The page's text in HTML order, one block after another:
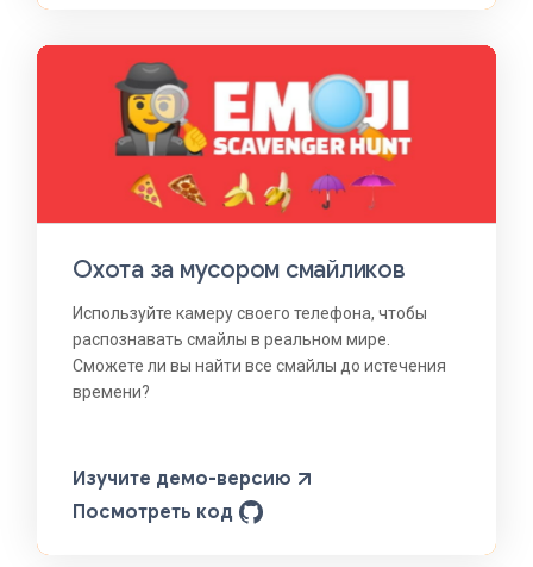
Охота за мусором смайликов
Используйте камеру своего телефона, чтобы
распознавать смайлы в реальном мире.
Сможете ли вы найти все смайлы до истечения
времени?
Изучите демо-версию
Посмотреть код